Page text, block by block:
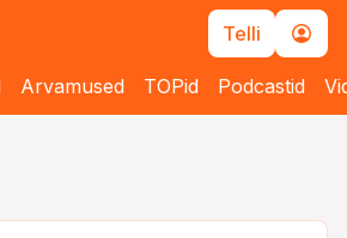
Telli
Arvamused TOPid Podcastid